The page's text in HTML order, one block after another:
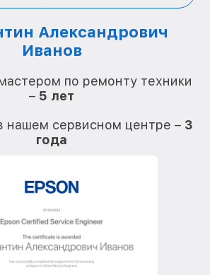
Александрович
Иванов
по ремонту техники
– 5 лет
нашем сервисном центре – 3
года